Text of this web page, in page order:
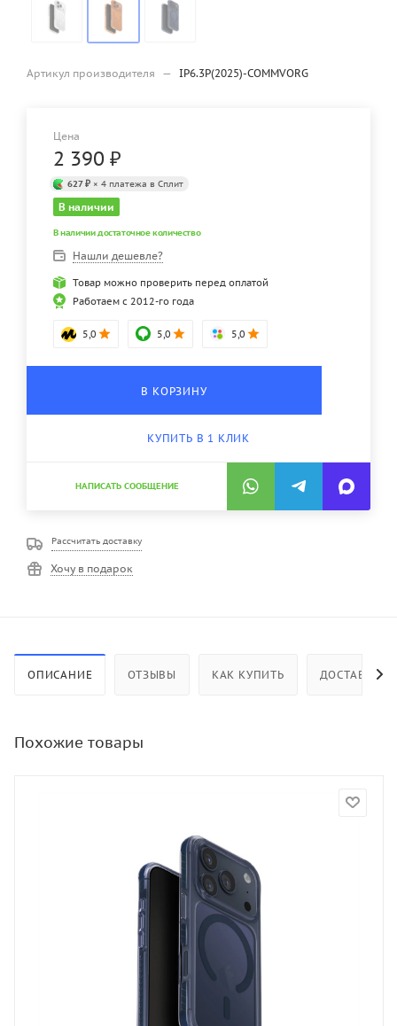
Артикул производителя — IP6.3P(2025)-COMMVORG
Цена
2 390 ₽
627 ₽ × 4 платежа в Сплит
В наличии
В наличии достаточное количество
Нашли дешевле?
Товар можно проверить перед оплатой
Работаем с 2012-го года
5,0 5,0 5,0
В КОРЗИНУ
КУПИТЬ В 1 КЛИК
НАПИСАТЬ СООБЩЕНИЕ
Рассчитать доставку
Хочу в подарок
ОПИСАНИЕ ОТЗЫВЫ КАК КУПИТЬ ДОСТАВКА
Похожие товары